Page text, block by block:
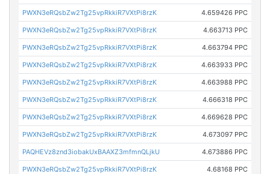
PWXN3eRQsbZw2Tg25vpRkkiR7VXtPi8rzK 4.659426 PPC
PWXN3eRQsbZw2Tg25vpRkkiR7VXtPi8rzK 4.663713 PPC
PWXN3eRQsbZw2Tg25vpRkkiR7VXtPi8rzK 4.663794 PPC
PWXN3eRQsbZw2Tg25vpRkkiR7VXtPi8rzK 4.663933 PPC
PWXN3eRQsbZw2Tg25vpRkkiR7VXtPi8rzK 4.663988 PPC
PWXN3eRQsbZw2Tg25vpRkkiR7VXtPi8rzK 4.666318 PPC
PWXN3eRQsbZw2Tg25vpRkkiR7VXtPi8rzK 4.669628 PPC
PWXN3eRQsbZw2Tg25vpRkkiR7VXtPi8rzK 4.673097 PPC
PAQHEVz8znd3iobakUxBAAXZ3mfmnQLjkU 4.673886 PPC
PWXN3eRQsbZw2Tg25vpRkkiR7VXtPi8rzK 4.68168 PPC